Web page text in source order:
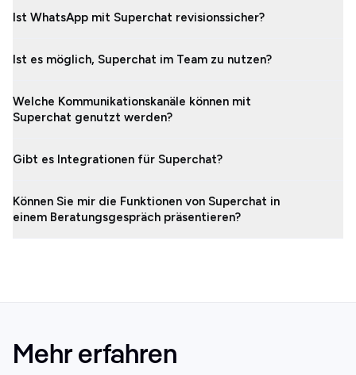
Ist WhatsApp mit Superchat revisionssicher?
Ist es möglich, Superchat im Team zu nutzen?
Welche Kommunikationskanäle können mit
Superchat genutzt werden?
Gibt es Integrationen für Superchat?
Können Sie mir die Funktionen von Superchat in
einem Beratungsgespräch präsentieren?
Mehr erfahren